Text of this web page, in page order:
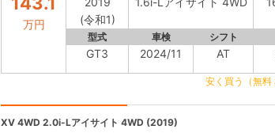
万円
(令和1)
型式 車検 シフト
GT3 2024/11 AT
安く買う（無料
XV 4WD 2.0i-Lアイサイト 4WD (2019)